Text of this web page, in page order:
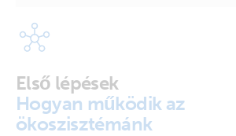
Első lépések
Hogyan működik az
ökoszisztémánk